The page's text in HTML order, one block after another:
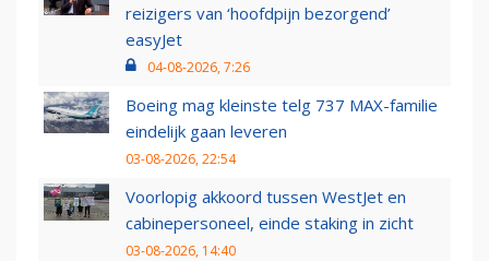
reizigers van ‘hoofdpijn bezorgend’
easyJet
04-08-2026, 7:26
Boeing mag kleinste telg 737 MAX-familie
eindelijk gaan leveren
03-08-2026, 22:54
Voorlopig akkoord tussen WestJet en
cabinepersoneel, einde staking in zicht
03-08-2026, 14:40